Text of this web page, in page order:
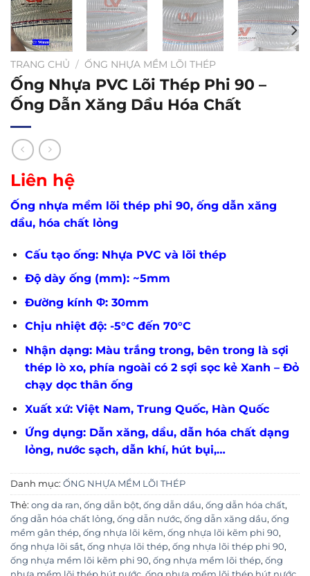
TRANG CHỦ / ỐNG NHỰA MỀM LÕI THÉP
Ống Nhựa PVC Lõi Thép Phi 90 –
Ống Dẫn Xăng Dầu Hóa Chất
Liên hệ
Ống nhựa mềm lõi thép phi 90, ống dẫn xăng
dầu, hóa chất lỏng
Cấu tạo ống: Nhựa PVC và lõi thép
Độ dày ống (mm): ~5mm
Đường kính Φ: 30mm
Chịu nhiệt độ: -5°C đến 70°C
Nhận dạng: Màu trắng trong, bên trong là sợi
thép lò xo, phía ngoài có 2 sợi sọc kẻ Xanh – Đỏ
chạy dọc thân ống
Xuất xứ: Việt Nam, Trung Quốc, Hàn Quốc
Ứng dụng: Dẫn xăng, dầu, dẫn hóa chất dạng
lỏng, nước sạch, dẫn khí, hút bụi,…
Danh mục: ỐNG NHỰA MỀM LÕI THÉP
Thẻ: ong da ran, ống dẫn bột, ống dẫn dầu, ống dẫn hóa chất,
ống dẫn hóa chất lỏng, ống dẫn nước, ống dẫn xăng dầu, ống
mềm gân thép, ống nhựa lõi kẽm, ống nhựa lõi kẽm phi 90,
ống nhựa lõi sắt, ống nhựa lõi thép, ống nhựa lõi thép phi 90,
ống nhựa mềm lõi kẽm phi 90, ống nhựa mềm lõi thép, ống